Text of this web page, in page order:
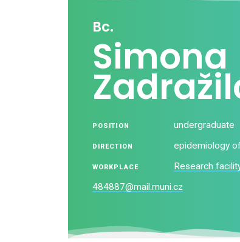
Bc.
Simona
POSITION undergraduate
DIRECTION epidemiology
WORKPLACE
Research
484887@mail.muni.cz